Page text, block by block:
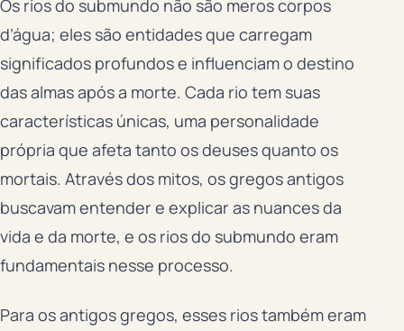
Os rios do submundo não são meros corpos
d’água; eles são entidades que carregam
significados profundos e influenciam o destino
das almas após a morte. Cada rio tem suas
características únicas, uma personalidade
própria que afeta tanto os deuses quanto os
mortais. Através dos mitos, os gregos antigos
buscavam entender e explicar as nuances da
vida e da morte, e os rios do submundo eram
fundamentais nesse processo.
Para os antigos gregos, esses rios também eram